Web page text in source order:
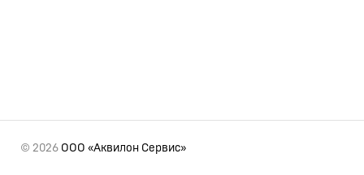
© 2026 ООО «Аквилон Сервис»